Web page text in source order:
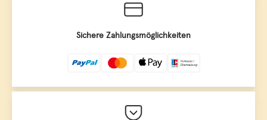
Sichere Zahlungsmöglichkeiten